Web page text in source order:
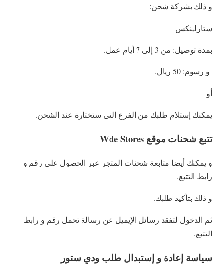
و ذلك بشركة شحن:
ستارلينكس
بمدة توصيل: من 3 إلى 7 أيام عمل.
و رسوم: 50 ريال.
أو
يمكنك إستلام طلبك من الفرع التى ستختارة عند الشحن.
تتبع شحنات موقع Wde Stores
و يمكنك أيضا متابعة شحنات المتجر عبر الحصول على رقم و
رابط التتبع.
و ذلك بتأكيد طلبك.
ثم الدخول لتفقد رسائل الإيميل عن رسالة تحمل رقم و رابط
التتبع.
سياسة إعادة و إستبدال طلب ودي ستور